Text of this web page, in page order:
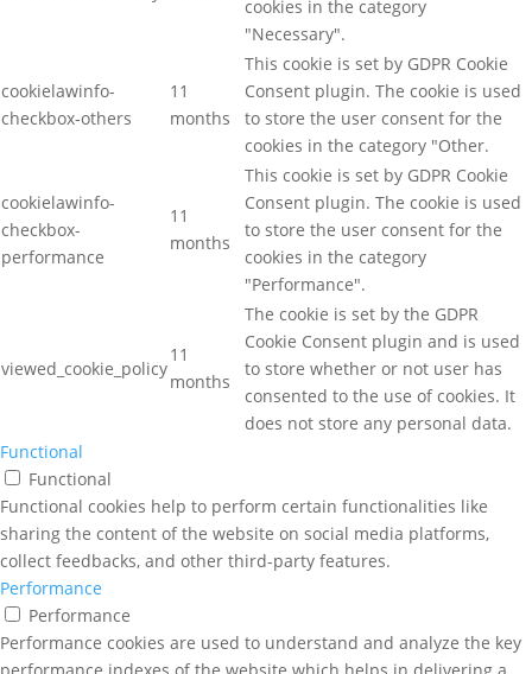
cookies in the category
"Necessary".
cookielawinfo-
checkbox-others
11
months
This cookie is set by GDPR Cookie
Consent plugin. The cookie is used
to store the user consent for the
cookies in the category "Other.
cookielawinfo-
checkbox-
performance
11
months
This cookie is set by GDPR Cookie
Consent plugin. The cookie is used
to store the user consent for the
cookies in the category
"Performance".
viewed_cookie_policy
11
months
The cookie is set by the GDPR
Cookie Consent plugin and is used
to store whether or not user has
consented to the use of cookies. It
does not store any personal data.
Functional
Functional
Functional cookies help to perform certain functionalities like
sharing the content of the website on social media platforms,
collect feedbacks, and other third-party features.
Performance
Performance
Performance cookies are used to understand and analyze the key